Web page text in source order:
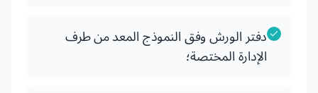
دفتر الورش وفق النموذج المعد من طرف
الإدارة المختصة؛